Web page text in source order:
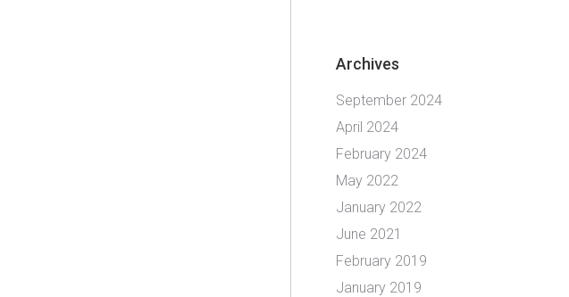
Archives
September 2024
April 2024
February 2024
May 2022
January 2022
June 2021
February 2019
January 2019